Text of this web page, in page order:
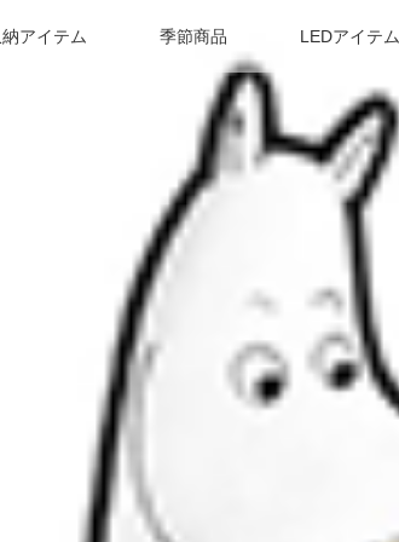
アイテム 季節商品 LEDアイテム